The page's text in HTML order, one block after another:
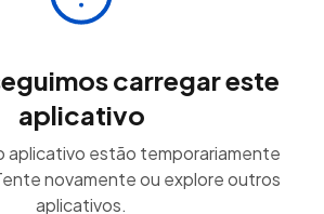
carregar este
aplicativo
aplicativo estão temporariamente
novamente ou explore outros
aplicativos.